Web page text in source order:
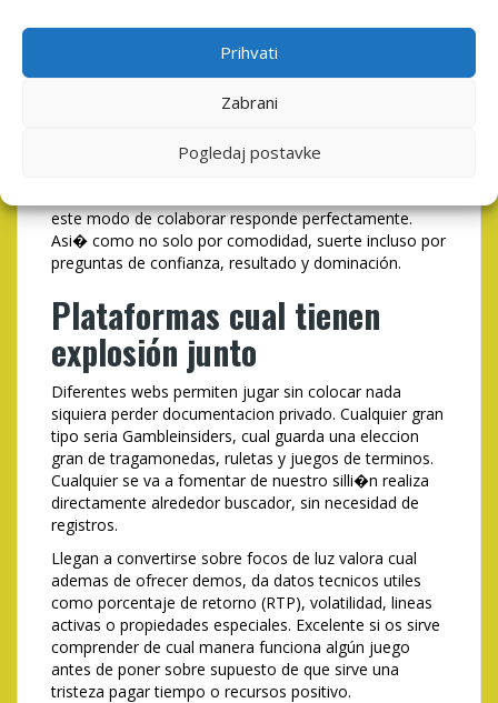
Prihvati
Zabrani
Pogledaj postavke
Sin perfiles, sin formularios, sin contrasenas cual
olvidar. Elegir, hacer clic, jugar.
Los juegos de casino vano con nuestro objetivo de
jugar sin una lazo resultan una tendencia
experiencias sencillos, específicas asi� como sin
este modo de colaborar responde perfectamente.
Asi� como no solo por comodidad, suerte incluso por
preguntas de confianza, resultado y dominación.
Plataformas cual tienen
explosión junto
Diferentes webs permiten jugar sin colocar nada
siquiera perder documentacion privado. Cualquier gran
tipo seria Gambleinsiders, cual guarda una eleccion
gran de tragamonedas, ruletas y juegos de terminos.
Cualquier se va a fomentar de nuestro silli�n realiza
directamente alrededor buscador, sin necesidad de
registros.
Llegan a convertirse sobre focos de luz valora cual
ademas de ofrecer demos, da datos tecnicos utiles
como porcentaje de retorno (RTP), volatilidad, lineas
activas o propiedades especiales. Excelente si os sirve
comprender de cual manera funciona algún juego
antes de poner sobre supuesto de que sirve una
tristeza pagar tiempo o recursos positivo.